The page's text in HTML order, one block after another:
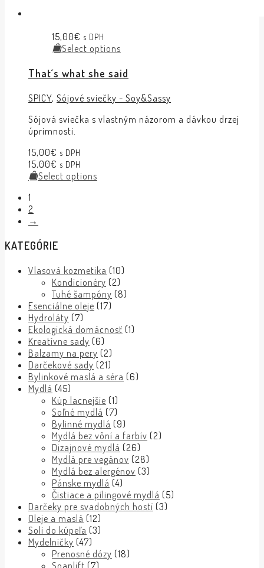
15,00€ s DPH
Select options
That´s what she said
SPICY, Sójové sviečky - Soy&Sassy
Sójová sviečka s vlastným názorom a dávkou drzej
úprimnosti.
15,00€ s DPH
15,00€ s DPH
Select options
1
2
→
KATEGÓRIE
Vlasová kozmetika (10)
Kondicionéry (2)
Tuhé šampóny (8)
Esenciálne oleje (17)
Hydroláty (7)
Ekologická domácnosť (1)
Kreatívne sady (6)
Balzamy na pery (2)
Darčekové sady (21)
Bylinkové maslá a séra (6)
Mydlá (45)
Kúp lacnejšie (1)
Soľné mydlá (7)
Bylinné mydlá (9)
Mydlá bez vôní a farbív (2)
Dizajnové mydlá (26)
Mydlá pre vegánov (28)
Mydlá bez alergénov (3)
Pánske mydlá (4)
Čistiace a pílingové mydlá (5)
Darčeky pre svadobných hostí (3)
Oleje a maslá (12)
Soli do kúpeľa (3)
Mydelničky (47)
Prenosné dózy (18)